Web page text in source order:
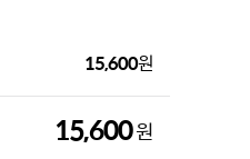
15,600원
15,600원